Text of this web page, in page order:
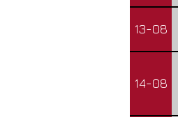
13-08
14-08